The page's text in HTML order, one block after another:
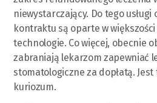
niewystarczający. Do tego
kontraktu są oparte w
technologie. Co więcej, obecnie
zabraniają lekarzom zapewniać
stomatologiczne za dopłatą.
kuriozum.